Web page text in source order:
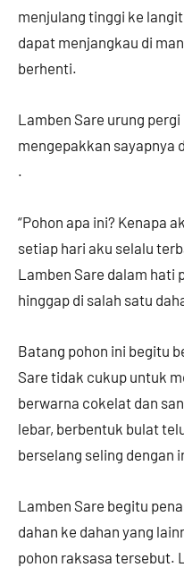
menjulang tinggi ke
dapat menjangkau di
berhenti.
Lamben Sare urung
mengepakkan sayapnya
.
“Pohon apa ini? Kenapa
setiap hari aku selalu
Lamben Sare dalam hati
hinggap di salah satu
Batang pohon ini begitu
Sare tidak cukup untuk
berwarna cokelat dan
lebar, berbentuk bulat
berselang seling dengan
Lamben Sare begitu
dahan ke dahan yang
pohon raksasa tersebut.